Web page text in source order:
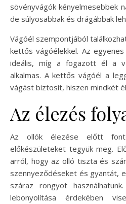
sövényvágók kényelmesebbek
de súlyosabbak és drágábbak
Vágóél szempontjából
kettős vágóélekkel. Az
ideális, míg a fogazott él a
alkalmas. A kettős vágóél a
vágást biztosít, hiszen mindkét
Az élezés
Az ollók élezése előtt
előkészületeket tegyük meg.
arról, hogy az olló tiszta és
szennyeződéseket és gyantát,
száraz rongyot
lebonyolítása érdekében